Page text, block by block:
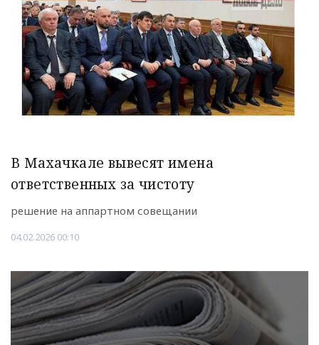
В Махачкале вывесят имена
ответственных за чистоту
решение на аппартном совещании
04.02.2026 00:10